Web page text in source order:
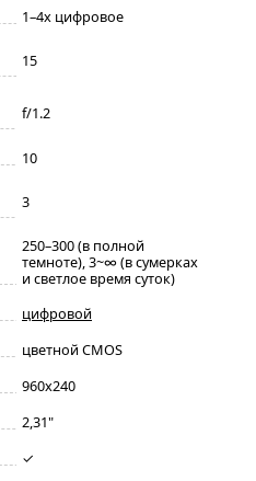
1–4x цифровое
15
f/1.2
10
3
250–300 (в полной
темноте), 3~∞ (в сумерках
и светлое время суток)
цифровой
цветной CMOS
960х240
2,31"
✓